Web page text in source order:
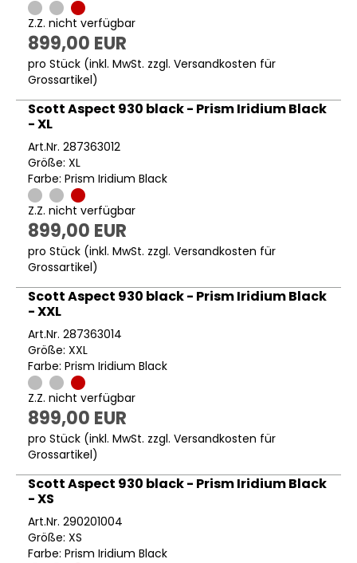
Z.Z. nicht verfügbar
899,00 EUR
pro Stück (inkl. MwSt. zzgl. Versandkosten für
Grossartikel)
Scott Aspect 930 black - Prism Iridium Black
- XL
Art.Nr. 287363012
Größe: XL
Farbe: Prism Iridium Black
Z.Z. nicht verfügbar
899,00 EUR
pro Stück (inkl. MwSt. zzgl. Versandkosten für
Grossartikel)
Scott Aspect 930 black - Prism Iridium Black
- XXL
Art.Nr. 287363014
Größe: XXL
Farbe: Prism Iridium Black
Z.Z. nicht verfügbar
899,00 EUR
pro Stück (inkl. MwSt. zzgl. Versandkosten für
Grossartikel)
Scott Aspect 930 black - Prism Iridium Black
- XS
Art.Nr. 290201004
Größe: XS
Farbe: Prism Iridium Black